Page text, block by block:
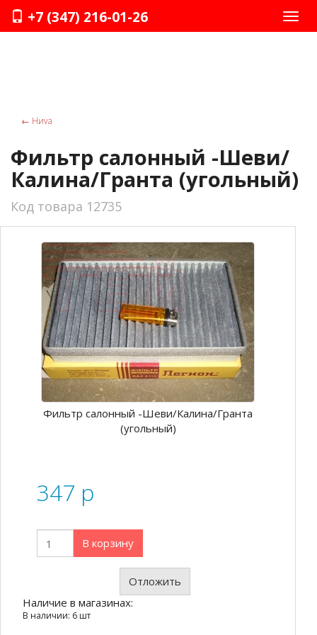
+7 (347) 216-01-26
← Ниvа
Фильтр салонный -Шеви/
Калина/Гранта (угольный)
Код товара 12735
Фильтр салонный -Шеви/Калина/Гранта
(угольный)
347 p
В корзину
Отложить
Наличие в магазинах:
В наличии: 6 шт